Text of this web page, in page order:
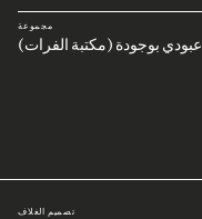
مجموعة
عبودي بوجودة (مكتبة الفرات)
تصميم الغلاف